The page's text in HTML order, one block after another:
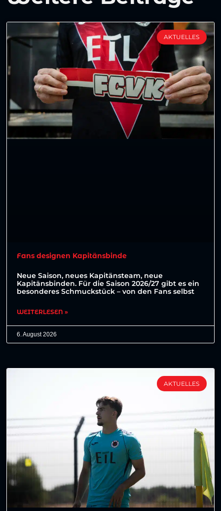
AKTUELLES
Fans designen Kapitänsbinde
Neue Saison, neues Kapitänsteam, neue
Kapitänsbinden. Für die Saison 2026/27 gibt es ein
besonderes Schmuckstück – von den Fans selbst
WEITERLESEN »
6. August 2026
AKTUELLES